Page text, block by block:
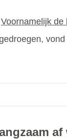
Voornamelijk de
af